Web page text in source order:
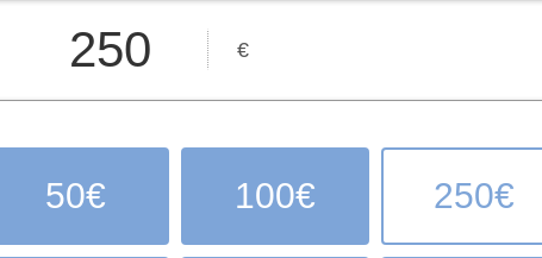
€
50€ 100€ 250€